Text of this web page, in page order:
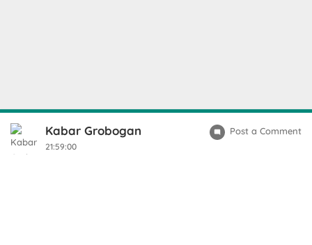
Kabar Grobogan
21:59:00
Post a Comment